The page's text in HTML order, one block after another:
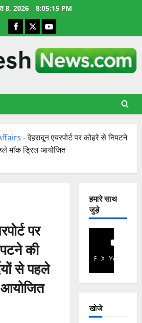
8, 2026 8:05:16 PM
Facebook
X YouTube
-देहरादून एयरपोर्ट पर कोहरे से निपटने
मॉक ड्रिल आयोजित
पर
की
से पहले
हमारे साथ
जुड़े
Facebook
X YouTube
खोजे